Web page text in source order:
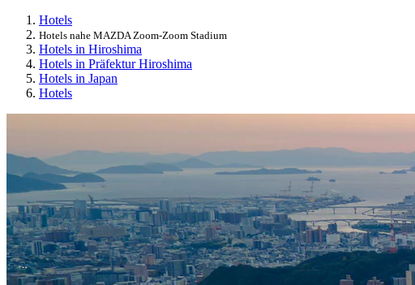
Hotels
Hotels nahe MAZDA Zoom-Zoom Stadium
Hotels in Hiroshima
Hotels in Präfektur Hiroshima
Hotels in Japan
Hotels